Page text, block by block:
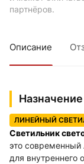
партнёров.
Описание
ЛИНЕЙНЫЙ
Светильник
это современный
для внутреннего